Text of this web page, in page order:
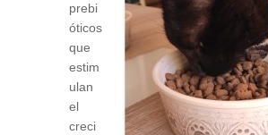
prebi
óticos
que
estim
ulan
el
creci